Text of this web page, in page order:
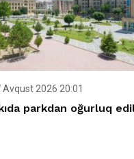
Avqust 2026 20:01
parkdan oğurluq